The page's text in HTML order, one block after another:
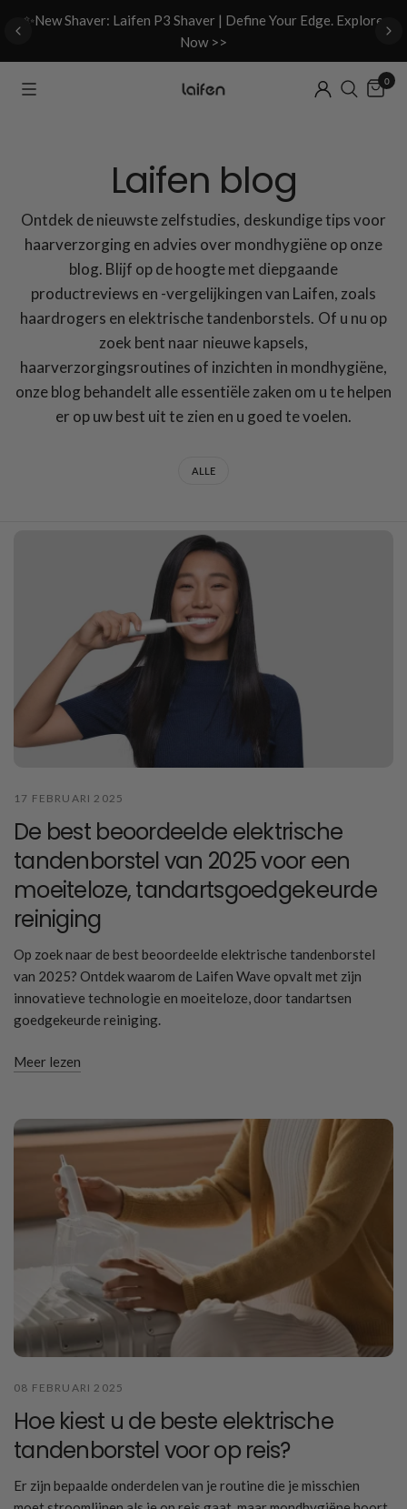
✨New Shaver: Laifen P3 Shaver | Define Your Edge. Explore
Now >>
0
Laifen blog
Ontdek de nieuwste zelfstudies, deskundige tips voor
haarverzorging en advies over mondhygiëne op onze
blog. Blijf op de hoogte met diepgaande
productreviews en -vergelijkingen van Laifen, zoals
haardrogers en elektrische tandenborstels. Of u nu op
zoek bent naar nieuwe kapsels,
haarverzorgingsroutines of inzichten in mondhygiëne,
onze blog behandelt alle essentiële zaken om u te helpen
er op uw best uit te zien en u goed te voelen.
ALLE
17 FEBRUARI 2025
De best beoordeelde elektrische
tandenborstel van 2025 voor een
moeiteloze, tandartsgoedgekeurde
reiniging
Op zoek naar de best beoordeelde elektrische tandenborstel
van 2025? Ontdek waarom de Laifen Wave opvalt met zijn
innovatieve technologie en moeiteloze, door tandartsen
goedgekeurde reiniging.
Meer lezen
08 FEBRUARI 2025
Hoe kiest u de beste elektrische
tandenborstel voor op reis?
Er zijn bepaalde onderdelen van je routine die je misschien